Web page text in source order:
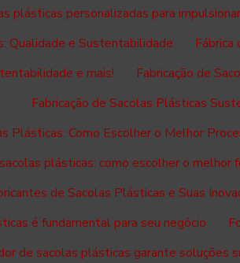
plásticas personalizadas para
Qualidade e Sustentabilidade
e mais!
Fabricação de
Fabricação de Sacolas Plásticas
Plásticas: Como Escolher o Melhor
plásticas: como escolher o melhor
de Sacolas Plásticas e Suas
é fundamental para seu negócio
de sacolas plásticas garante soluções